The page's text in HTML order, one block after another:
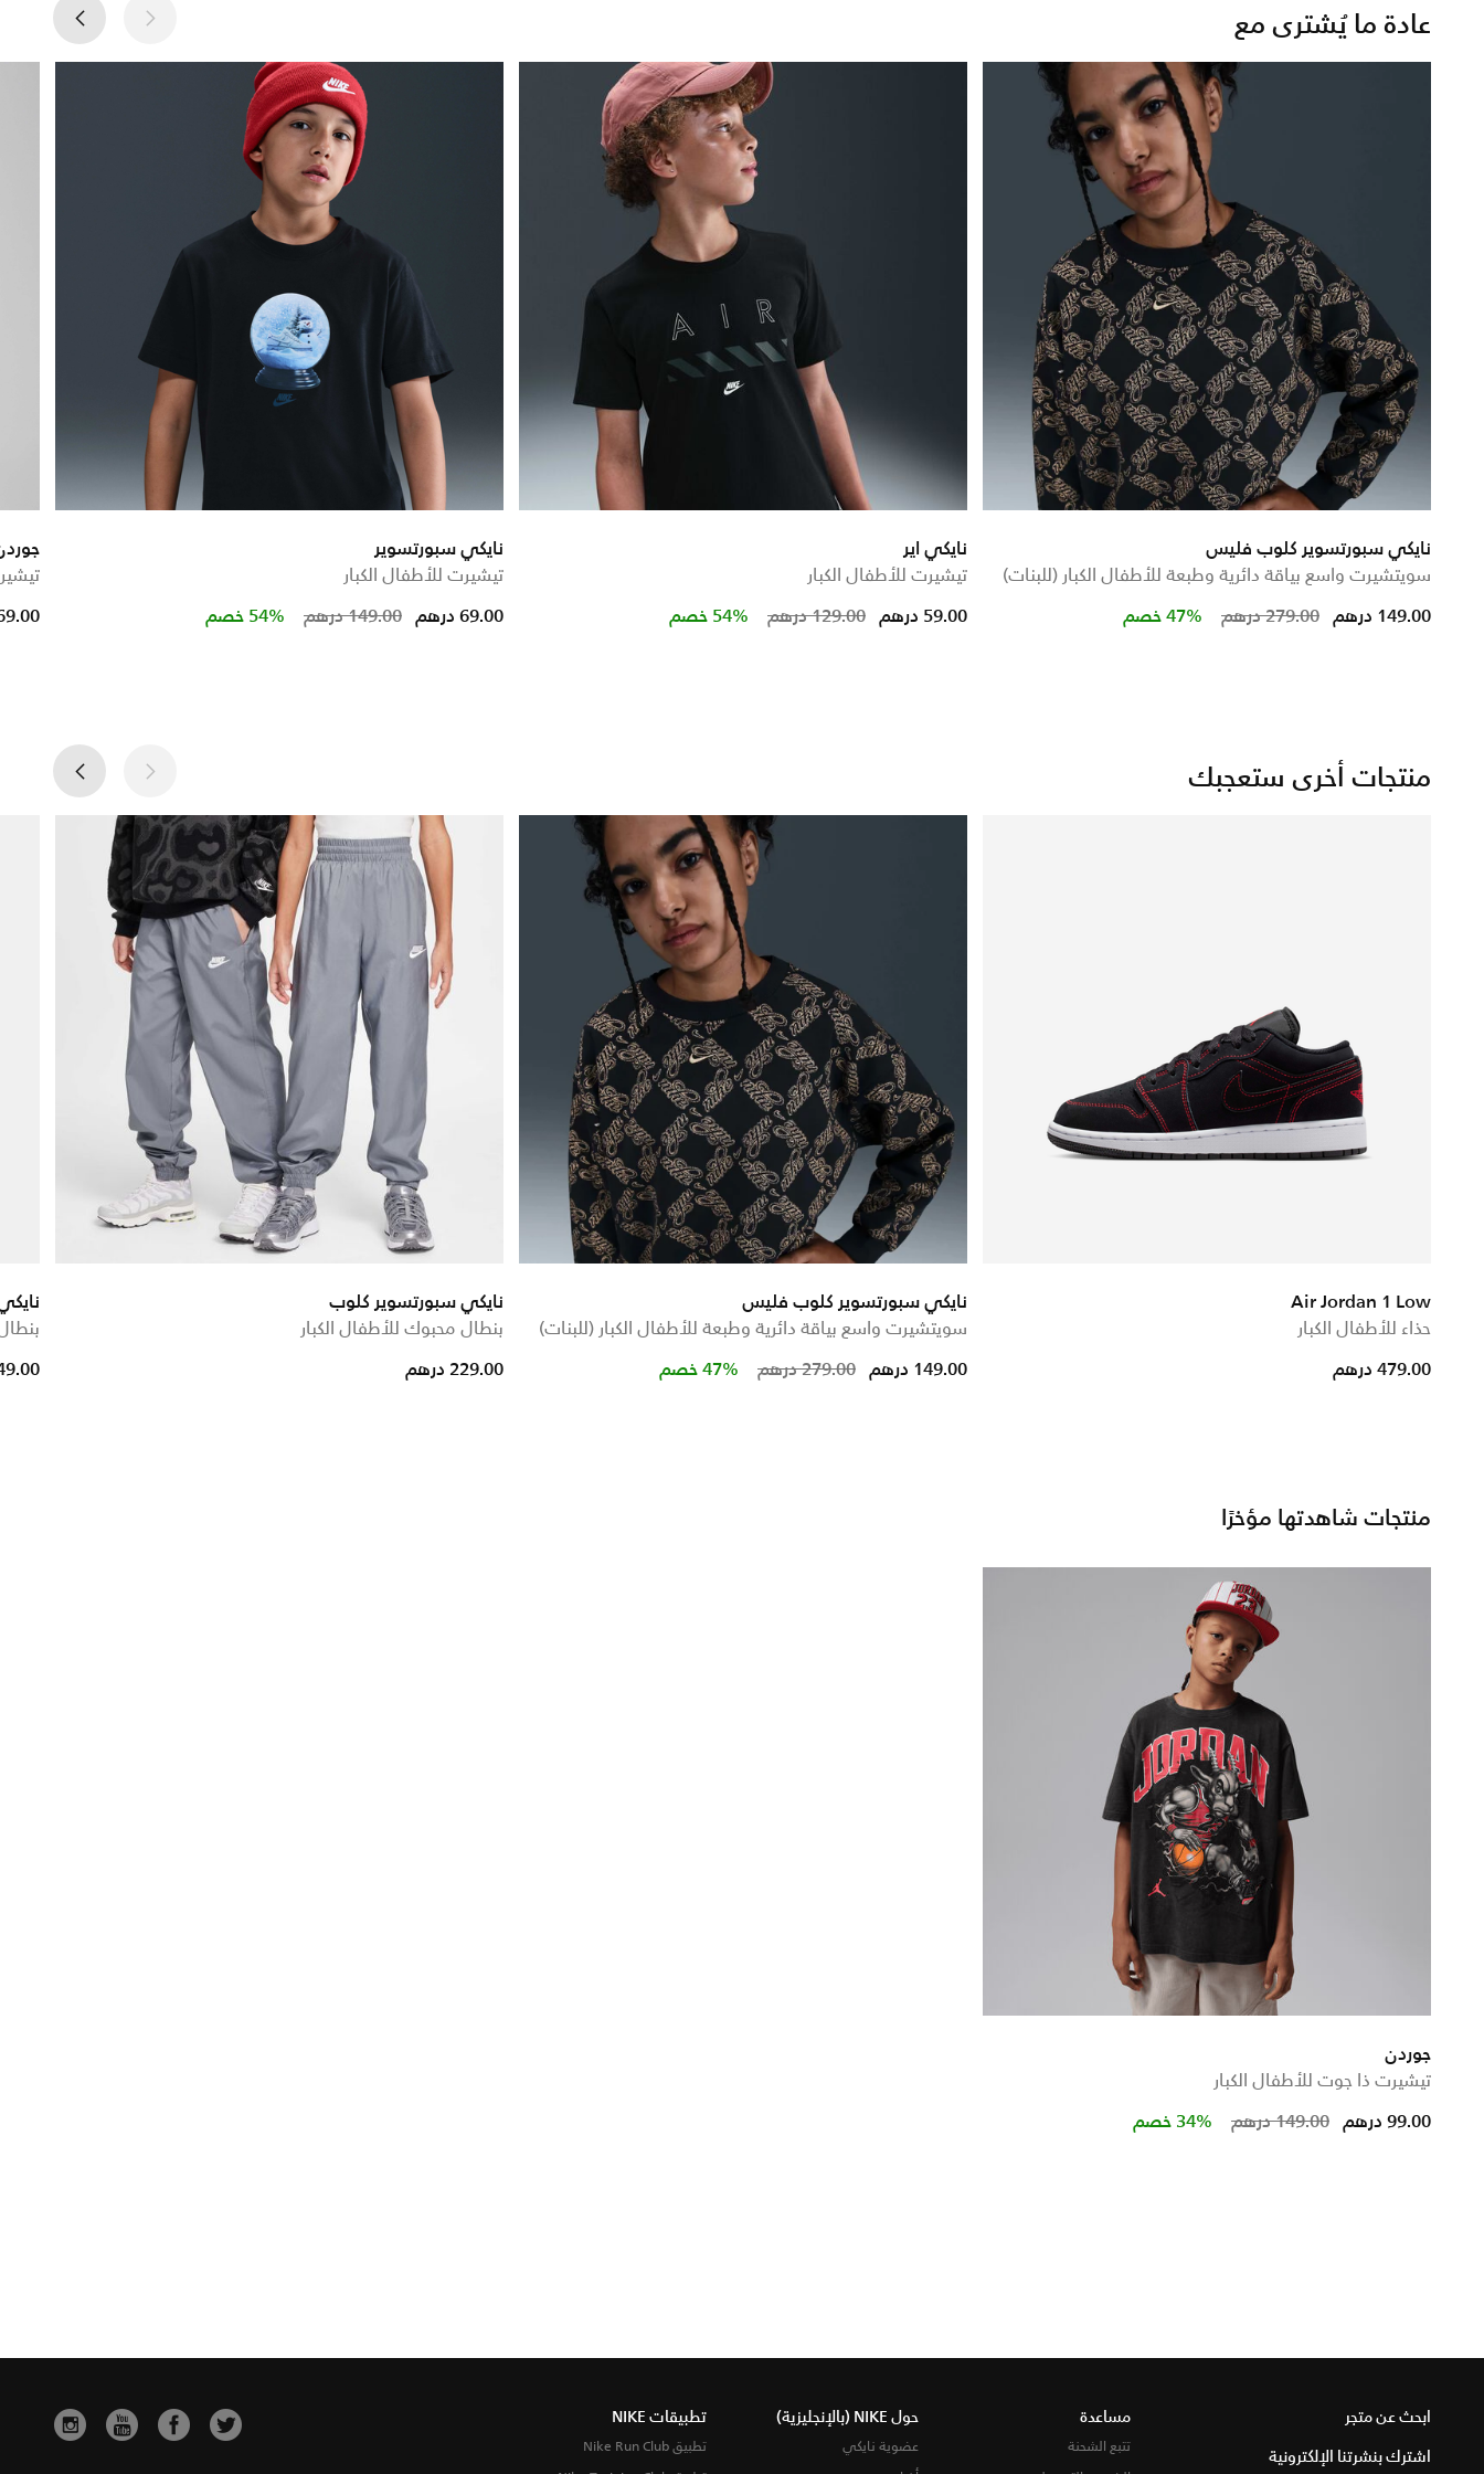
عادة ما يُشترى مع
نايكي سبورتسوير كلوب فليس
سويتشيرت واسع بياقة دائرية وطبعة للأطفال الكبار (للبنات)
Price reduced from
279.00 درهم to 149.00 درهم 47% خصم
نايكي اير
تيشيرت للأطفال الكبار
Price reduced from129.00 درهم to 59.00 درهم 54% خصم
نايكي سبورتسوير
تيشيرت للأطفال الكبار
Price reduced from149.00 درهم to 69.00 درهم 54% خصم 69.00
منتجات أخرى ستعجبك
Air Jordan 1 Low
حذاء للأطفال الكبار
479.00 درهم
نايكي سبورتسوير كلوب فليس
سويتشيرت واسع بياقة دائرية وطبعة للأطفال الكبار (للبنات)
Price reduced from
279.00 درهم to 149.00 درهم 47% خصم
نايكي سبورتسوير كلوب
بنطال محبوك للأطفال الكبار
229.00 درهم
from
149.00
منتجات شاهدتها مؤخرًا
جوردن
تيشيرت ذا جوت للأطفال الكبار
Price reduced from149.00 درهم to 99.00 درهم 34% خصم
ابحث عن متجر
اشترك بنشرتنا الإلكترونية
مساعدة
تتبع الشحنة
حول NIKE (بالإنجليزية)
عضوية نايكي
تطبيقات NIKE
تطبيق Nike Run Club